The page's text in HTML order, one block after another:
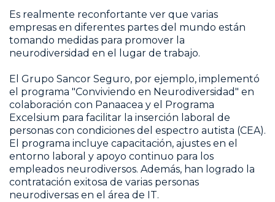
Es realmente reconfortante ver que varias
empresas en diferentes partes del mundo están
tomando medidas para promover la
neurodiversidad en el lugar de trabajo.
El Grupo Sancor Seguro, por ejemplo, implementó
el programa "Conviviendo en Neurodiversidad" en
colaboración con Panaacea y el Programa
Excelsium para facilitar la inserción laboral de
personas con condiciones del espectro autista (CEA).
El programa incluye capacitación, ajustes en el
entorno laboral y apoyo continuo para los
empleados neurodiversos. Además, han logrado la
contratación exitosa de varias personas
neurodiversas en el área de IT.